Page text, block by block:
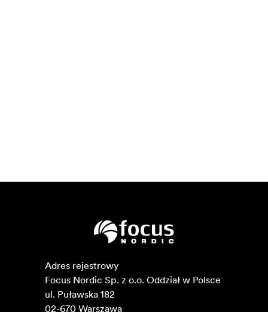
Adres rejestrowy
Focus Nordic Sp. z o.o. Oddział w Polsce
ul. Puławska 182
02-670 Warszawa